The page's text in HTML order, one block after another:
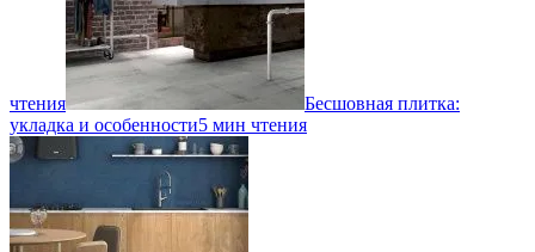
чтения
Бесшовная плитка:
укладка и особенности5 мин чтения